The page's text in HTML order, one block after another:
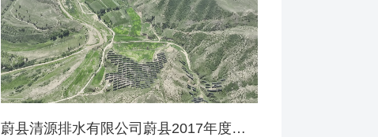
蔚县清源排水有限公司蔚县2017年度易地扶贫搬迁工程（一期）水土保持方案